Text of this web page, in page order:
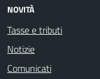
NOVITÀ
Tasse e tributi
Notizie
Comunicati